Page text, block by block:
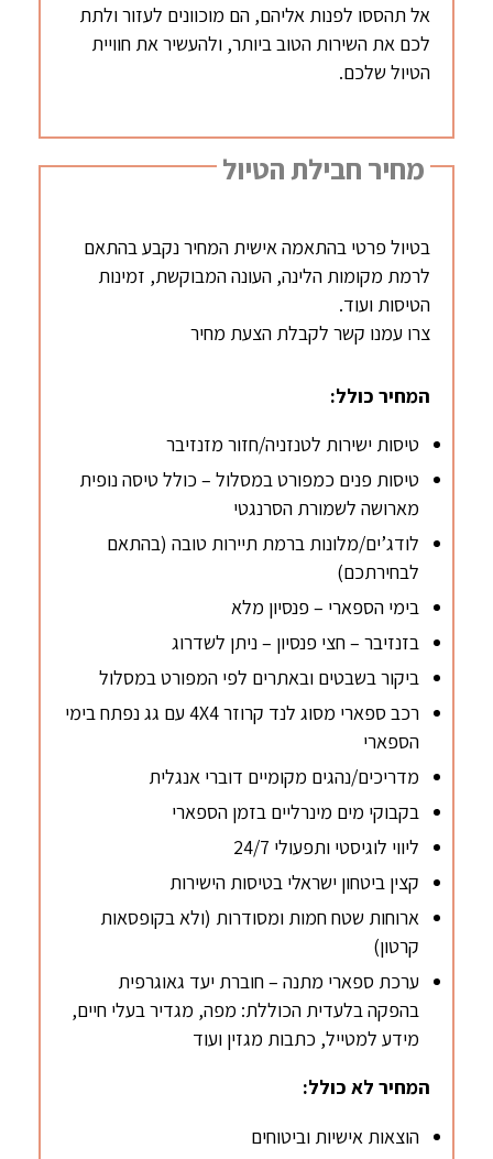
אל תהססו לפנות אליהם, הם מוכוונים לעזור ולתת
לכם את השירות הטוב ביותר, ולהעשיר את חוויית
הטיול שלכם.
מחיר חבילת הטיול
בטיול פרטי בהתאמה אישית המחיר נקבע בהתאם
לרמת מקומות הלינה, העונה המבוקשת, זמינות
הטיסות ועוד.
צרו עמנו קשר לקבלת הצעת מחיר
המחיר לא כולל:
הוצאות אישיות וביטוחים
המחיר כולל:
טיסות ישירות לטנזניה/חזור מזנזיבר
טיסות פנים כמפורט במסלול – כולל טיסה נופית
מארושה לשמורת הסרנגטי
לודג’ים/מלונות ברמת תיירות טובה (בהתאם
לבחירתכם)
בימי הספארי – פנסיון מלא
בזנזיבר – חצי פנסיון – ניתן לשדרוג
ביקור בשבטים ובאתרים לפי המפורט במסלול
רכב ספארי מסוג לנד קרוזר 4X4 עם גג נפתח בימי
הספארי
מדריכים/נהגים מקומיים דוברי אנגלית
בקבוקי מים מינרליים בזמן הספארי
ליווי לוגיסטי ותפעולי 24/7
קצין ביטחון ישראלי בטיסות הישירות
ארוחות שטח חמות ומסודרות (ולא בקופסאות
קרטון)
ערכת ספארי מתנה – חוברת יעד גאוגרפית
בהפקה בלעדית הכוללת: מפה, מגדיר בעלי חיים,
מידע למטייל, כתבות מגזין ועוד